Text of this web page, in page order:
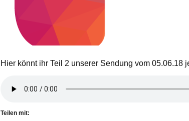
Hier könnt ihr Teil 2 unserer Sendung vom 05.06.18
Teilen mit: